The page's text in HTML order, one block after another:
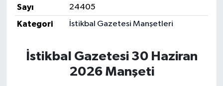
Sayı
24405
Kategori
İstikbal Gazetesi Manşetleri
İstikbal Gazetesi 30 Haziran
2026 Manşeti